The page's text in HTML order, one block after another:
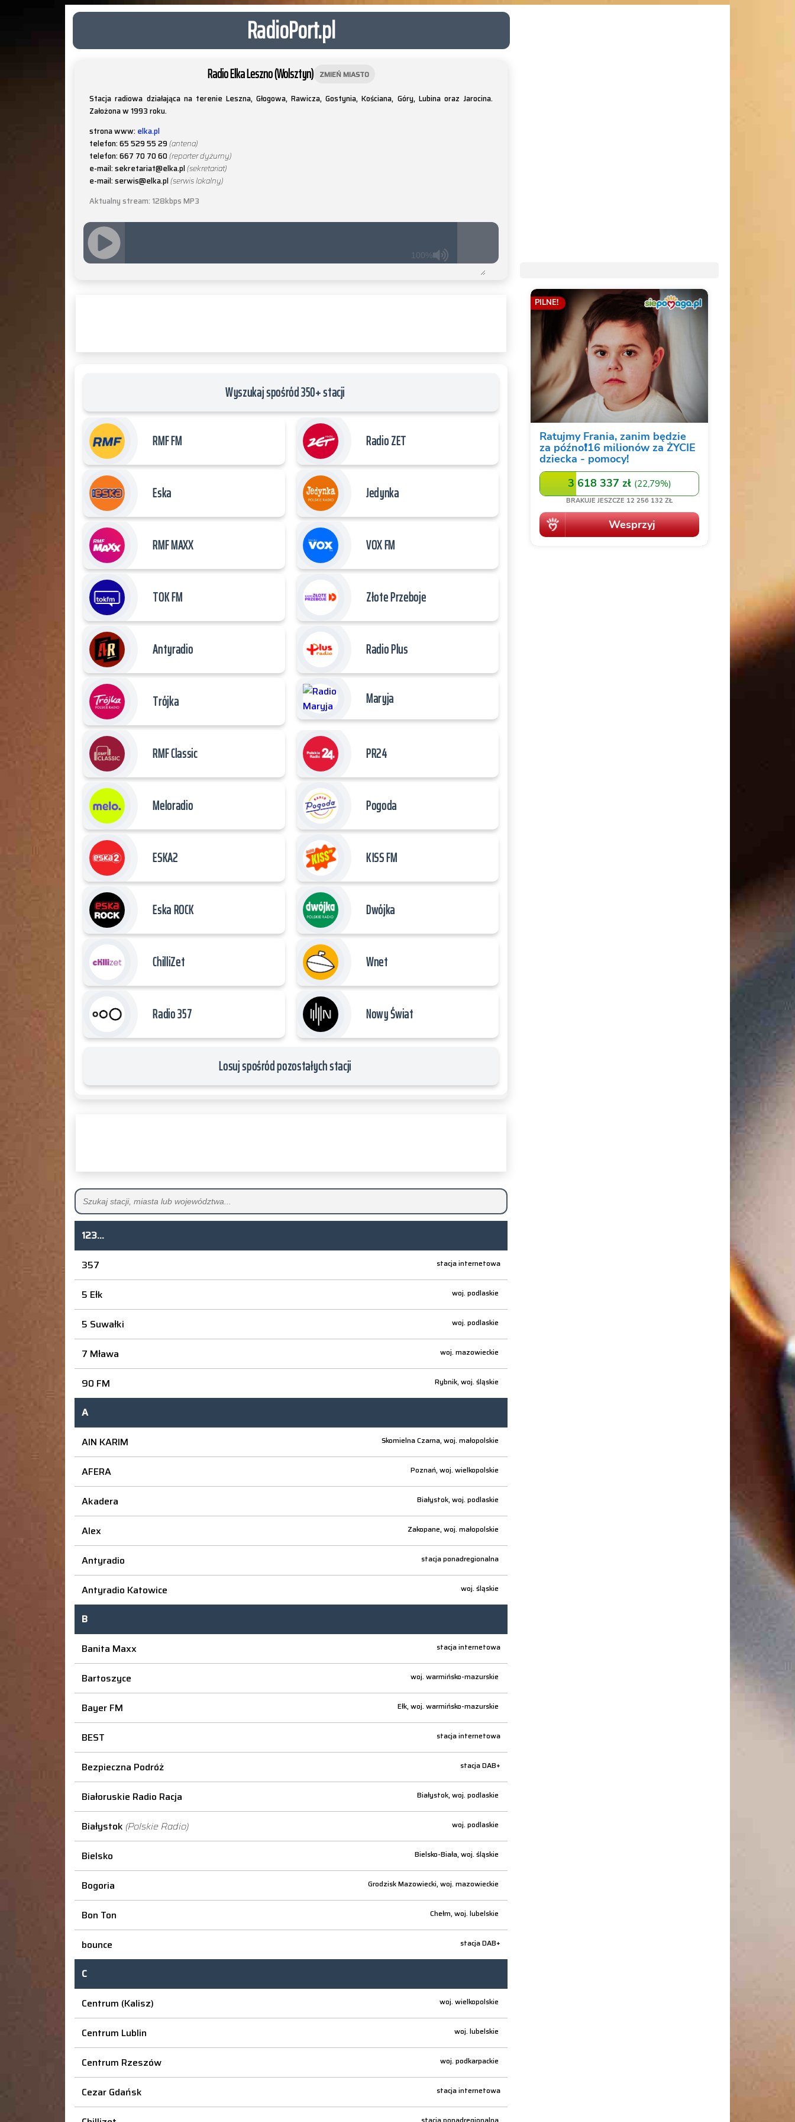
RadioPort.pl
Radio Elka Leszno (Wolsztyn) ZMIEŃ MIASTO
Stacja radiowa działająca na terenie Leszna, Głogowa, Rawicza, Gostynia, Kościana, Góry, Lubina oraz Jarocina.
Założona w 1993 roku.
strona www: elka.pl
telefon: 65 529 55 29(antena)
telefon: 667 70 70 60(reporter dyżurny)
e-mail: sekretariat@elka.pl(sekretariat)
e-mail: serwis@elka.pl(serwis lokalny)
Aktualny stream: 128kbps MP3
100%
Webdesign
Dexheim
and
FULL
SERVICE
ONLINE
AGENTUR
MAINZ
Wyszukaj spośród 350+ stacji
RMF FM Radio ZET
Eska Jedynka
RMF MAXX VOX FM
TOK FM Złote Przeboje
Antyradio Radio Plus
Trójka Maryja
RMF Classic PR24
Meloradio Pogoda
ESKA2 KISS FM
Eska ROCK Dwójka
ChilliZet Wnet
Radio 357 Nowy Świat
Losuj spośród pozostałych stacji
123...
357
stacja internetowa
5 Ełk woj. podlaskie
5 Suwałki woj. podlaskie
7 Mława woj. mazowieckie
90 FM Rybnik, woj. śląskie
A
AIN KARIM
Skomielna Czarna, woj. małopolskie
AFERA Poznań, woj. wielkopolskie
Akadera Białystok, woj. podlaskie
Alex Zakopane, woj. małopolskie
Antyradio stacja ponadregionalna
Antyradio Katowice woj. śląskie
B
Banita Maxx
stacja internetowa
Bartoszyce woj. warmińsko-mazurskie
Bayer FM Ełk, woj. warmińsko-mazurskie
BEST stacja internetowa
Bezpieczna Podróż stacja DAB+
Białoruskie Radio Racja Białystok, woj. podlaskie
Białystok (Polskie Radio) woj. podlaskie
Bielsko Bielsko-Biała, woj. śląskie
Bogoria Grodzisk Mazowiecki, woj. mazowieckie
Bon Ton Chełm, woj. lubelskie
bounce stacja DAB+
C
Centrum (Kalisz)
woj. wielkopolskie
Centrum Lublin woj. lubelskie
Centrum Rzeszów woj. podkarpackie
Cezar Gdańsk stacja internetowa
stacja ponadregionalna